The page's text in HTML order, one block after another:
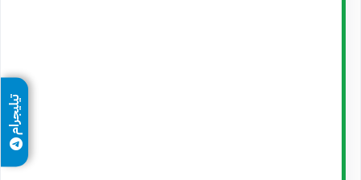
تيليجرام